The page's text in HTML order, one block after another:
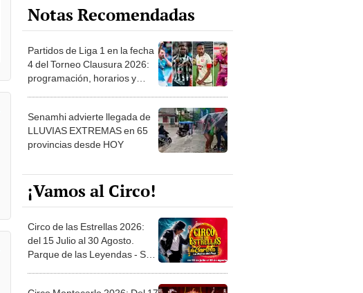
Notas Recomendadas
Partidos de Liga 1 en la fecha
4 del Torneo Clausura 2026:
programación, horarios y
Senamhi advierte llegada de
LLUVIAS EXTREMAS en 65
provincias desde HOY
¡Vamos al Circo!
Circo de las Estrellas 2026:
del 15 Julio al 30 Agosto.
Parque de las Leyendas - San